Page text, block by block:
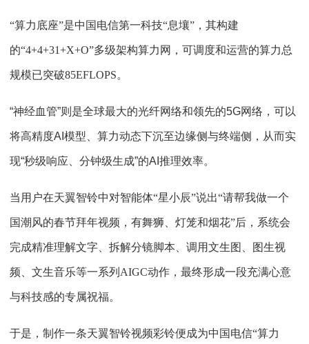
“算力底座”是中国电信第一科技“息壤”，其构建
的“4+4+31+X+O”多级架构算力网，可调度和运营的算力总
规模已突破85EFLOPS。
“神经血管”则是全球最大的光纤网络和领先的5G网络，可以
将高精度AI模型、算力动态下沉至边缘侧与终端侧，从而实
现“秒级响应、分钟级生成”的AI推理效率。
当用户在天翼智铃中对智能体“星小辰”说出“请帮我做一个
国潮风的春节拜年视频，有舞狮、灯笼和烟花”后，系统会
完成精准理解文字、拆解分镜脚本、调用文生图、图生视
频、文生音乐等一系列AIGC动作，最终形成一段充满心意
与科技感的专属祝福。
于是，制作一条天翼智铃视频彩铃便成为中国电信“算力